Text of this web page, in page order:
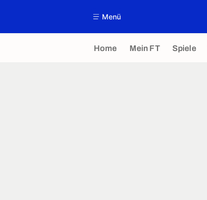
Menü
Home Mein FT Spiele